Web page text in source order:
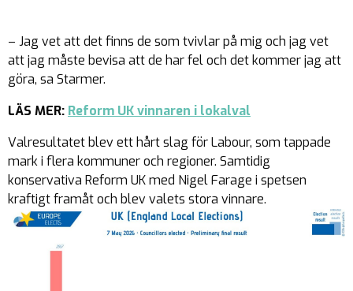
– Jag vet att det finns de som tvivlar på mig och jag vet
att jag måste bevisa att de har fel och det kommer jag att
göra, sa Starmer.
LÄS MER: Reform UK vinnaren i lokalval
Valresultatet blev ett hårt slag för Labour, som tappade
mark i flera kommuner och regioner. Samtidig
konservativa Reform UK med Nigel Farage i spetsen
kraftigt framåt och blev valets stora vinnare.